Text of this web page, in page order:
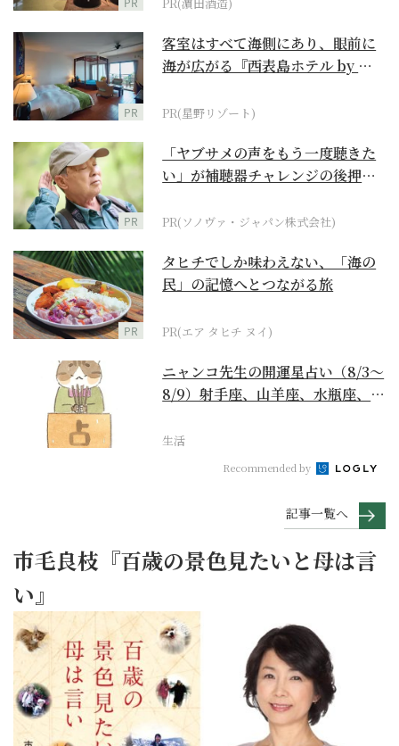
PR
客室はすべて海側にあり、眼前に
海が広がる『西表島ホテル by 星
PR(星野リゾート)
PR
「ヤブサメの声をもう一度聴きた
い」が補聴器チャレンジの後押し
PR(ソノヴァ・ジャパン株式会社)
PR
タヒチでしか味わえない、「海の
民」の記憶へとつながる旅
PR(エア タヒチ ヌイ)
ニャンコ先生の開運星占い（8/3～
8/9）射手座、山羊座、水瓶座、魚
生活
Recommended by
記事一覧へ
市毛良枝『百歳の景色見たいと母は言
い』